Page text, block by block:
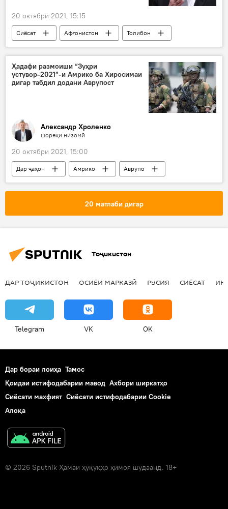
20 октябри 2021, 15:15
Сиёсат Афғонистон
Толибон
Сергей Лавров
Дар Русия
Ҳадафи размоиши “Зуҳри
устувор-2021”-и Амрико ба Хиросимаи
дигар табдил додани Аврупост
Александр Хроленко
шореҳи низомӣ
20 октябри 2021, 15:00
Дар ҷаҳон Амрико
Аврупо
махфӣ
бомб
мушак
20 матлаби дигар
Тоҷикистон
ДАР ТОҶИКИСТОН ОСИЁИ МАРКАЗӢ РУСИЯ СИЁСАТ
Telegram VK OK
Дар бораи лоиҳа Тамос
Қоидаи истифодабарии мавод Ахбори ширкатҳо
Сиёсати махфият Сиёсати истифодабарии Cookie
Алоқа
© 2026 Sputnik Ҳамаи ҳуқуқҳо ҳимоя шудаанд. 18+